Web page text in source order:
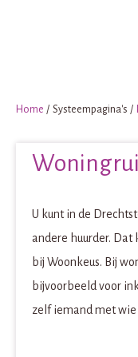
Home Systeempagina's
Woningruil
U kunt in de
andere huurder. Dat
bij Woonkeus. Bij
bijvoorbeeld voor
zelf iemand met